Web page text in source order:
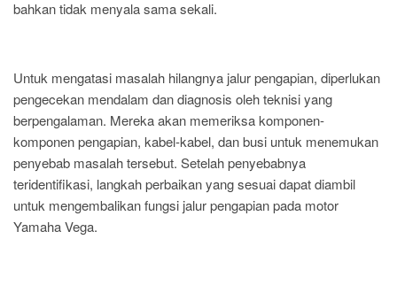
bahkan tidak menyala sama sekali.
Untuk mengatasi masalah hilangnya jalur pengapian, diperlukan
pengecekan mendalam dan diagnosis oleh teknisi yang
berpengalaman. Mereka akan memeriksa komponen-
komponen pengapian, kabel-kabel, dan busi untuk menemukan
penyebab masalah tersebut. Setelah penyebabnya
teridentifikasi, langkah perbaikan yang sesuai dapat diambil
untuk mengembalikan fungsi jalur pengapian pada motor
Yamaha Vega.